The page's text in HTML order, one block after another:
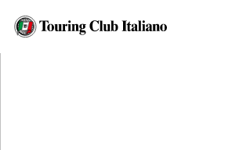
HOME